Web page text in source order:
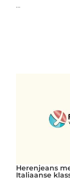
...
Herenjeans
Italiaanse